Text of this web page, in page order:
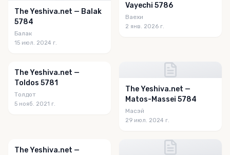
The Yeshiva.net — Balak
5784
Балак
15 июл. 2024 г.
Vayechi 5786
Ваехи
2 янв. 2026 г.
The Yeshiva.net —
Toldos 5781
Толдот
5 нояб. 2021 г.
The Yeshiva.net —
Matos-Massei 5784
Масэй
29 июл. 2024 г.
The Yeshiva.net —